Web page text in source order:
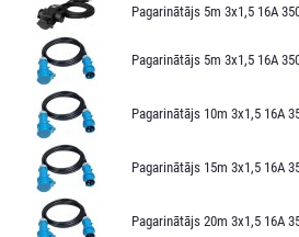
Pagarinātājs 5m 3x1,5 16A
Pagarinātājs 5m 3x1,5 16A
Pagarinātājs 10m 3x1,5 16A
Pagarinātājs 15m 3x1,5 16A
Pagarinātājs 20m 3x1,5 16A